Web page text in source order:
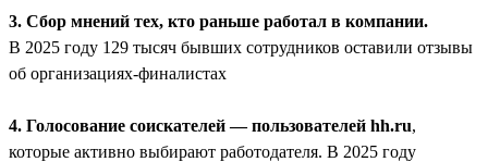
3. Сбор мнений тех, кто раньше работал в компании.
В 2025 году 129 тысяч бывших сотрудников оставили отзывы
об организациях-финалистах
4. Голосование соискателей — пользователей hh.ru,
которые активно выбирают работодателя. В 2025 году